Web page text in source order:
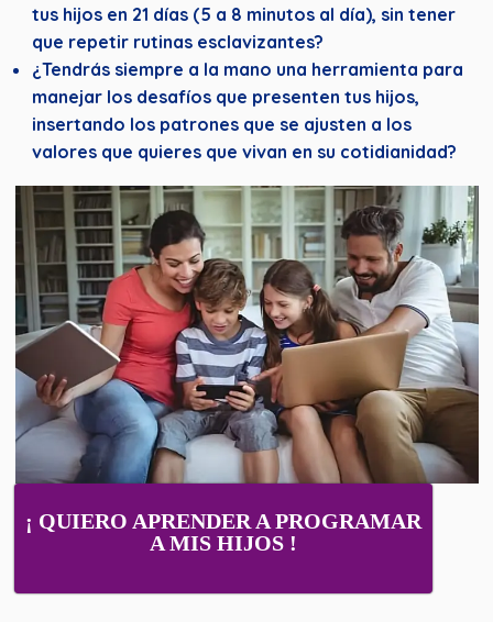
tus hijos en 21 días (5 a 8 minutos al día), sin tener
que repetir rutinas esclavizantes?
¿Tendrás siempre a la mano una herramienta para
manejar los desafíos que presenten tus hijos,
insertando los patrones que se ajusten a los
valores que quieres que vivan en su cotidianidad?
¡ QUIERO APRENDER A PROGRAMAR
A MIS HIJOS !